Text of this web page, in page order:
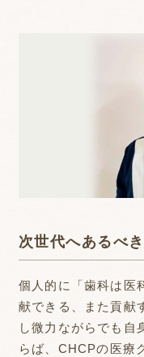
次世代へあるべ
個人的に「歯科は医
献できる、また貢献
し微力ながらでも自
らば、CHCPの医療